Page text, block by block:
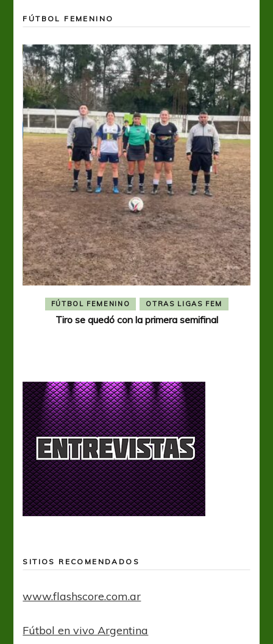
FÚTBOL FEMENINO
FÚTBOL FEMENINO OTRAS LIGAS FEM
Tiro se quedó con la primera semifinal
SITIOS RECOMENDADOS
www.flashscore.com.ar
Fútbol en vivo Argentina